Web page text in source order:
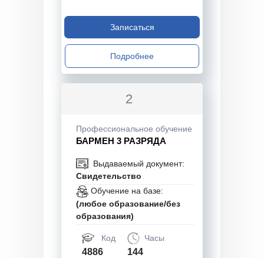
Записаться
Подробнее
2
Профессиональное обучение
БАРМЕН 3 РАЗРЯДА
Выдаваемый документ:
Свидетельство
Обучение на базе:
(любое образование/без
образования)
Код
4886
Часы
144